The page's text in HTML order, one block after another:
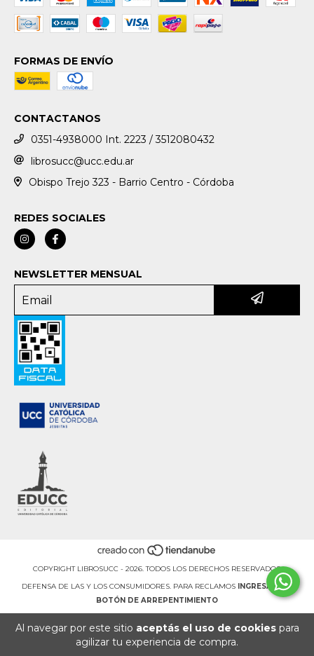
Al navegar por este sitio aceptás el uso de cookiespara
agilizar tu experiencia de compra.
FORMAS DE ENVÍO
CONTACTANOS
0351-4938000 Int. 2223 / 3512080432
librosucc@ucc.edu.ar
Obispo Trejo 323 - Barrio Centro - Córdoba
REDES SOCIALES
NEWSLETTER MENSUAL
COPYRIGHT LIBROSUCC - 2026. TODOS LOS DERECHOS RESERVADOS.
DEFENSA DE LAS Y LOS CONSUMIDORES. PARA RECLAMOS INGRESÁ ACÁ.
BOTÓN DE ARREPENTIMIENTO